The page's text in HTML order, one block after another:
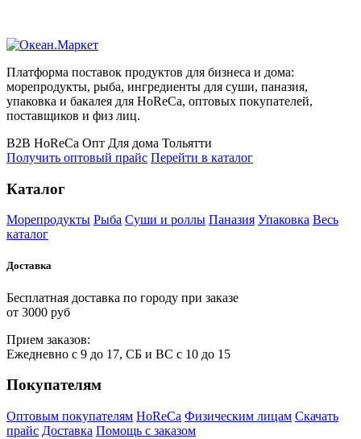
Платформа поставок продуктов для бизнеса и дома:
морепродукты, рыба, ингредиенты для суши, паназия,
упаковка и бакалея для HoReCa, оптовых покупателей,
поставщиков и физ лиц.
B2B HoReCa Опт Для дома Тольятти
Получить оптовый прайс Перейти в каталог
Каталог
Морепродукты Рыба Суши и роллы Паназия Упаковка Весь
каталог
Доставка
Бесплатная доставка по городу при заказе
от 3000 руб
Прием заказов:
Ежедневно с 9 до 17, СБ и ВС с 10 до 15
Покупателям
Оптовым покупателям HoReCa Физическим лицам Скачать
прайс Доставка Помощь с заказом